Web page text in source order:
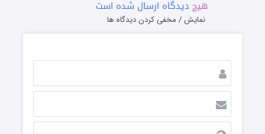
هیچ دیدگاه ارسال شده است
نمایش / مخفی کردن دیدگاه ها